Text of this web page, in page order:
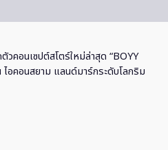
วคอนเซปต์สโตร์ใหม่ล่าสุด “BOYY
อคอนสยาม แลนด์มาร์กระดับโลกริม